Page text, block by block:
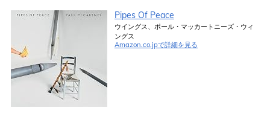
Pipes Of Peace
ウイングス、ポール・マッカートニーズ・ウィ
ングス
Amazon.co.jpで詳細を見る